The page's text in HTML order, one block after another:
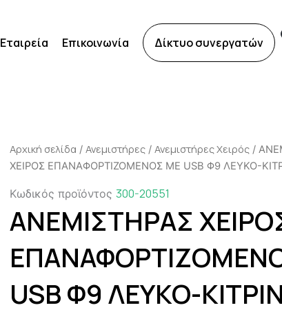
Εταιρεία Επικοινωνία Δίκτυο συνεργατών
Αρχική σελίδα / Ανεμιστήρες/ Ανεμιστήρες Χειρός/
ΧΕΙΡΟΣ ΕΠΑΝΑΦΟΡΤΙΖΟΜΕΝΟΣ ΜΕ USB Φ9 ΛΕΥΚΟ-
Κωδικός προϊόντος 300-20551
ΑΝΕΜΙΣΤΗΡΑΣ
USB Φ9 ΛΕΥΚΟ-